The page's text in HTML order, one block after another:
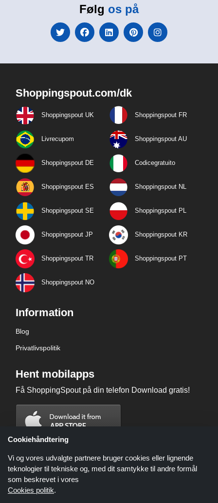
Følg os på
Shoppingspout.com/dk
Shoppingspout UK Shoppingspout FR
Livrecupom Shoppingspout AU
Shoppingspout DE Codicegratuito
Shoppingspout ES Shoppingspout NL
Shoppingspout SE Shoppingspout PL
Shoppingspout JP Shoppingspout KR
Shoppingspout TR Shoppingspout PT
Shoppingspout NO
Information
Blog
Privatlivspolitik
Hent mobilapps
Få ShoppingSpout på din telefon Download gratis!
Cookiehåndtering
Vi og vores udvalgte partnere bruger cookies eller lignende
teknologier til tekniske og, med dit samtykke til andre formål
som beskrevet i vores
Cookies politik.